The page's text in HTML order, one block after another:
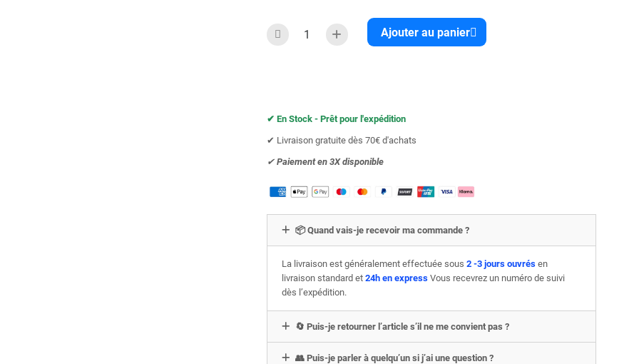
Ajouter au panier
✔︎ En Stock - Prêt pour l'expédition
✔︎ Livraison gratuite dès 70€ d'achats
✔︎ Paiement en 3X disponible
📦 Quand vais-je recevoir ma commande ?
La livraison est généralement effectuée sous 2 -3 jours ouvrés en
livraison standard et24h en expressVous recevrez un numéro de suivi
dès l’expédition.
🔄 Puis-je retourner l’article s’il ne me convient pas ?
👥 Puis-je parler à quelqu’un si j’ai une question ?